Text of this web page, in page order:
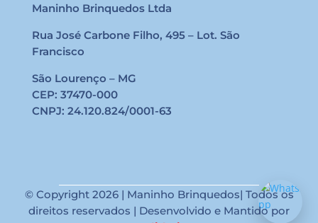
Maninho Brinquedos Ltda
Rua José Carbone Filho, 495 – Lot. São
Francisco
São Lourenço – MG
CEP: 37470-000
CNPJ: 24.120.824/0001-63
© Copyright 2026 | Maninho Brinquedos| Todos os
direitos reservados | Desenvolvido e Mantido por